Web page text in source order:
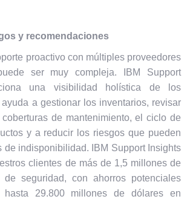
y recomendaciones
proactivo con múltiples proveedores
ser muy compleja. IBM Support
una visibilidad holística de los
a gestionar los inventarios, revisar
de mantenimiento, el ciclo de
y a reducir los riesgos que pueden
de indisponibilidad. IBM Support Insights
clientes de más de 1,5 millones de
de seguridad, con ahorros potenciales
hasta 29.800 millones de dólares en